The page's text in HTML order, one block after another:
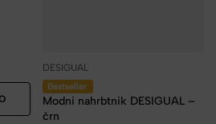
DESIGUAL
Bestseller
Modni nahrbtnik DESIGUAL –
črn